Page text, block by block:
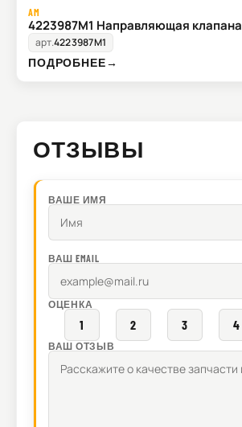
AM
4223987M1 Направляющая клапана
арт.4223987M1
ПОДРОБНЕЕ→
ОТЗЫВЫ
ВАШЕ ИМЯ
ВАШ EMAIL
ОЦЕНКА
1 2 3 4
ВАШ ОТЗЫВ